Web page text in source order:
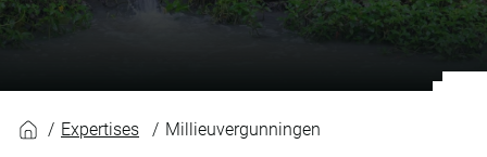
Expertises Millieuvergunningen